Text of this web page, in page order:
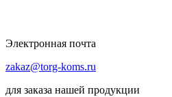
Электронная почта
zakaz@torg-koms.ru
для заказа нашей продукции